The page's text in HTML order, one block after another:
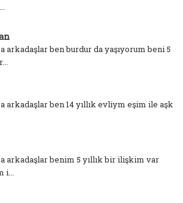
arkadaşlar ben burdur da yaşıyorum beni 5
arkadaşlar ben 14 yıllık evliym eşim ile aşk
arkadaşlar benim 5 yıllık bir ilişkim var
i...